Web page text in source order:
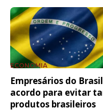
ECONOMIA
Empresários do
acordo para evitar
produtos brasileiros